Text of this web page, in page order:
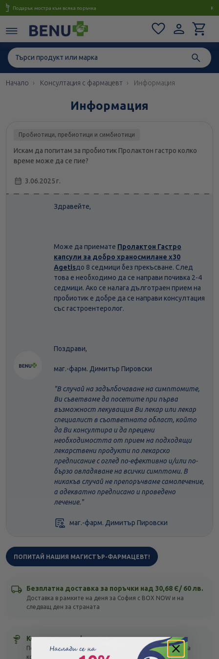
Консултация с магистър-фармацевт до 1 час
Начало Консултация с фармацевт Информация
Информация
Пробиотици, пребиотици и симбиотици
Искам да попитам за пробиотик Пролактон гастро колко
време може да се пие?
3.06.2025 г.
Здравейте,
Може да приемате Пролактон Гастро
капсули за добро храносмилане х30
Agetisдо 8 седмици без прекъсване. След
това е необходимо да се направи почивка 2-4
седмици. Ако се налага дълготраен прием на
пробиотик е добре да се направи консултация
със гастроентеролог.
Поздрави,
маг.-фарм. Димитър Пировски
"В случай на задълбочаване на симптомите,
Ви съветваме да посетите при първа
възможност лекуващия Ви лекар или лекар
специалист в съответната област, който
да Ви консултира и да прецени
необходимостта от прием на подходящи
лекарствени продукти по лекарско
предписание с оглед по-ефективно и/или по-
бързо овладяване на всички симптоми. В
никакъв случай не препоръчваме самолечение,
а адекватно предписано и проведено
лечение."
маг.-фарм. Димитър Пировски
ПОПИТАЙ НАШИЯ МАГИСТЪР-ФАРМАЦЕВТ!
Безплатна доставка за поръчки над 30,68 Є/ 60 лв.
Доставка в рамките на деня за София с BOX NOW и на
следващ ден за страната
Консултация с фармацевт
Посъветвай се с магистър-фармацевт онлайн! Безплатна
консултация с отговор до 1 час!